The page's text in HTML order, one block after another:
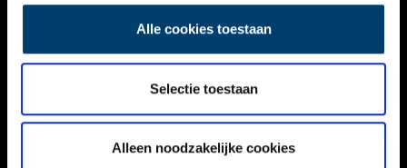
Alle cookies toestaan
Selectie toestaan
Alleen noodzakelijke cookies
TOEGANKELIJKHEID
Volg ONH op social media